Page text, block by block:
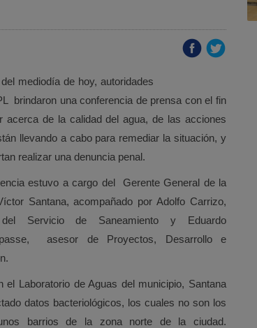
mediodía de hoy, autoridades
brindaron una conferencia de prensa con el fin
acerca de la calidad del agua, de las acciones
llevando a cabo para remediar la situación, y
realizar una denuncia penal.
estuvo a cargo del Gerente General de la
Santana, acompañado por Adolfo Carrizo,
Servicio de Saneamiento y Eduardo
asesor de Proyectos, Desarrollo e
Laboratorio de Aguas del municipio, Santana
datos bacteriológicos, los cuales no son los
barrios de la zona norte de la ciudad.